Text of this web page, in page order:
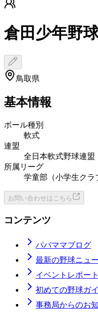
倉田少年野
鳥取県
基本情報
ボール種別
軟式
連盟
全日本軟式野球連盟
所属リーグ
学童部（小学生クラ
お問い合わせはこちら
コンテンツ
パパママブログ
最新の野球ニュ
イベントレポート
初めての野球ガ
事務局からのお